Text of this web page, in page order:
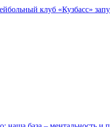
клуб «Кузбасс»